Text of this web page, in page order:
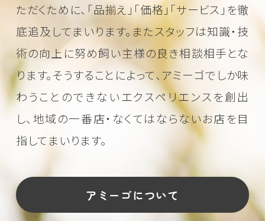
ただくために、 「品揃え」「価格」「サービス」を徹
底追及してまいります。またスタッフは知識・技
術の向上に努め飼い主様の良き相談相手とな
ります。そうすることによって、アミーゴでしか味
わうことのできないエクスペリエンスを創出
し、地域の一番店・なくてはならないお店を目
指してまいります。
アミーゴについて